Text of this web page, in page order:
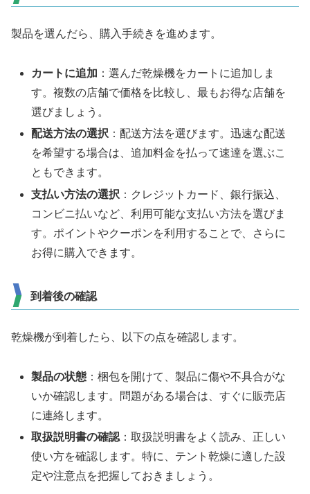
製品を選んだら、購入手続きを進めます。
カートに追加 ：選んだ乾燥機をカートに追加しま
す。複数の店舗で価格を比較し、最もお得な店舗を
選びましょう。
配送方法の選択 ：配送方法を選びます。迅速な配送
を希望する場合は、追加料金を払って速達を選ぶこ
ともできます。
支払い方法の選択 ：クレジットカード、銀行振込、
コンビニ払いなど、利用可能な支払い方法を選びま
す。ポイントやクーポンを利用することで、さらに
お得に購入できます。
到着後の確認
乾燥機が到着したら、以下の点を確認します。
製品の状態 ：梱包を開けて、製品に傷や不具合がな
いか確認します。問題がある場合は、すぐに販売店
に連絡します。
取扱説明書の確認 ：取扱説明書をよく読み、正しい
使い方を確認します。特に、テント乾燥に適した設
定や注意点を把握しておきましょう。